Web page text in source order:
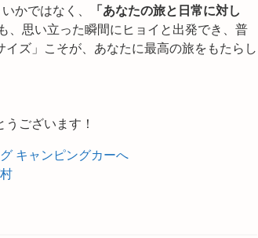
かではなく、
「あなたの旅と日常に対し
、思い立った瞬間にヒョイと出発でき、普
ズ」こそが、あなたに最高の旅をもたらし
ございます！